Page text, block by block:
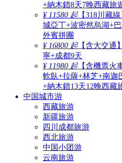
+納木錯8天7晚西藏旅
¥ 11580 起【318川藏
城亞丁+波密然烏湖+
外賓拼團
¥ 16800 起【含大交通
寧+成都9天
¥ 11980 起【含機票火
軟臥+拉薩+林芝+南迦
+納木錯13天12晚西藏
中国城市游
西藏旅游
新疆旅游
四川成都旅游
西北旅游
中国小团游
云南旅游